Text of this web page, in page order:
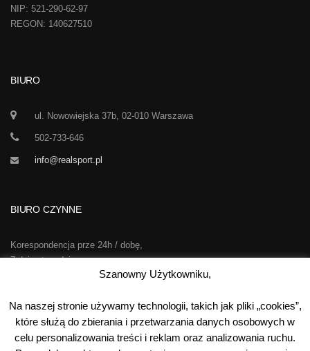
NIP: 521-290-62-97
REGON: 140627510
BIURO
ul. Nowowiejska 37b, 02-010 Warszawa
502-733-646
info@realsport.pl
BIURO CZYNNE
Korespondencja prze 24h / dobę,
7 dni w tygodniu
Sobota:
kontakt telefoniczny
Niedziela:
nieczynne
Szanowny Użytkowniku,
Na naszej stronie używamy technologii, takich jak pliki „cookies”,
które służą do zbierania i przetwarzania danych osobowych w
celu personalizowania treści i reklam oraz analizowania ruchu.